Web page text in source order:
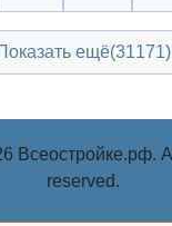
ещё(31171)